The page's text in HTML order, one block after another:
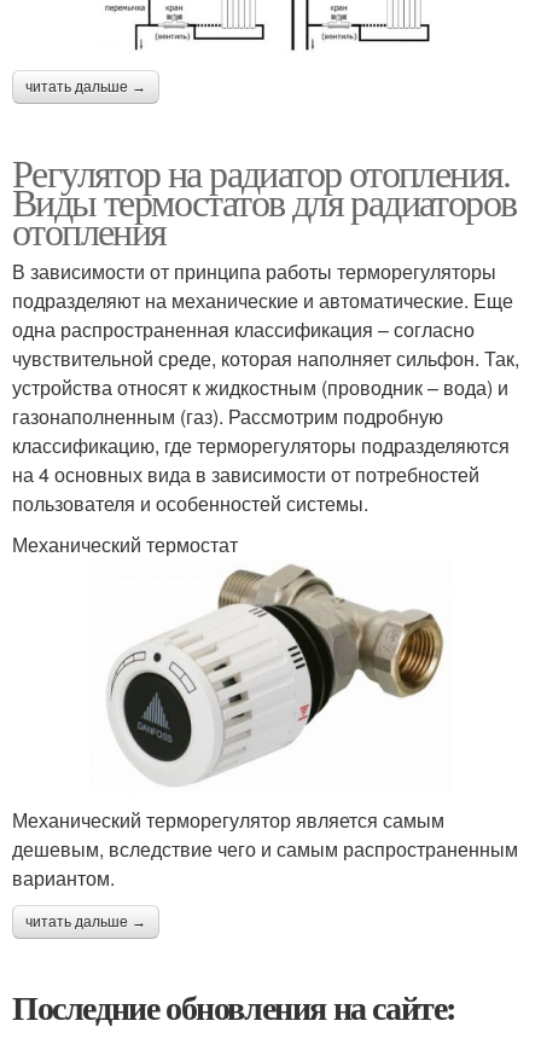
читать дальше →
Регулятор на радиатор отопления.
Виды термостатов для радиаторов
отопления
В зависимости от принципа работы терморегуляторы
подразделяют на механические и автоматические. Еще
одна распространенная классификация – согласно
чувствительной среде, которая наполняет сильфон. Так,
устройства относят к жидкостным (проводник – вода) и
газонаполненным (газ). Рассмотрим подробную
классификацию, где терморегуляторы подразделяются
на 4 основных вида в зависимости от потребностей
пользователя и особенностей системы.
Механический термостат
Механический терморегулятор является самым
дешевым, вследствие чего и самым распространенным
вариантом.
читать дальше →
Последние обновления на сайте: